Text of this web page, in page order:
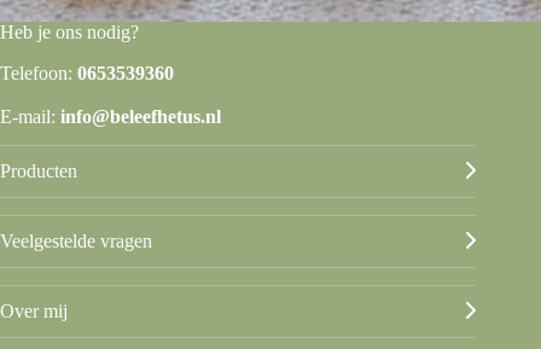
Heb je ons nodig?
Telefoon: 0653539360
E-mail: info@beleefhetus.nl
Producten
Veelgestelde vragen
Over mij